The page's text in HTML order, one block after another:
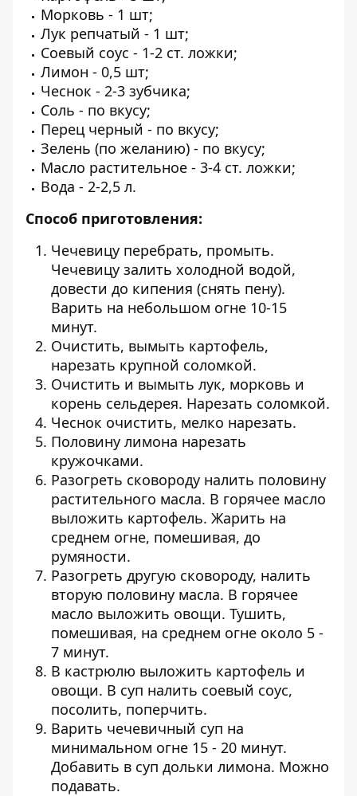
Морковь - 1 шт;
Лук репчатый - 1 шт;
Соевый соус - 1-2 ст. ложки;
Лимон - 0,5 шт;
Чеснок - 2-3 зубчика;
Соль - по вкусу;
Перец черный - по вкусу;
Зелень (по желанию) - по вкусу;
Масло растительное - 3-4 ст. ложки;
Вода - 2-2,5 л.
Способ приготовления:
Чечевицу перебрать, промыть.
Чечевицу залить холодной водой,
довести до кипения (снять пену).
Варить на небольшом огне 10-15
минут.
Очистить, вымыть картофель,
нарезать крупной соломкой.
Очистить и вымыть лук, морковь и
корень сельдерея. Нарезать соломкой.
Чеснок очистить, мелко нарезать.
Половину лимона нарезать
кружочками.
Разогреть сковороду налить половину
растительного масла. В горячее масло
выложить картофель. Жарить на
среднем огне, помешивая, до
румяности.
Разогреть другую сковороду, налить
вторую половину масла. В горячее
масло выложить овощи. Тушить,
помешивая, на среднем огне около 5 -
7 минут.
В кастрюлю выложить картофель и
овощи. В суп налить соевый соус,
посолить, поперчить.
Варить чечевичный суп на
минимальном огне 15 - 20 минут.
Добавить в суп дольки лимона. Можно
подавать.